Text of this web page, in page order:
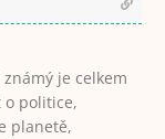
je celkem
o politice,
planetě,